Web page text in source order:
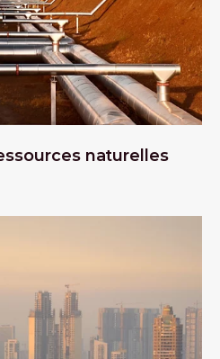
naturelles